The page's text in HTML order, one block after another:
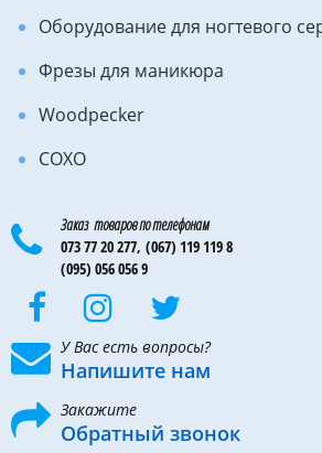
Оборудование для ногтевого
Фрезы для маникюра
Woodpecker
COXO
Заказ товаров по телефонам
073 77 20 277, (067) 119 119 8
(095) 056 056 9
У Вас есть вопросы?
Напишите нам
Закажите
Обратный звонок